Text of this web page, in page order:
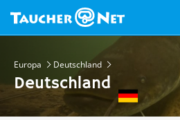
Europa Deutschland
Deutschland